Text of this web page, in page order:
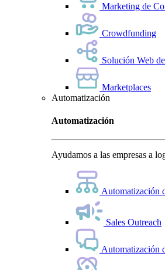
Marketing de
Crowdfunding
Solución Web
Marketplaces
Automatización
Automatización
Ayudamos a las empresas a
Automatización
Sales Outreach
Automatización